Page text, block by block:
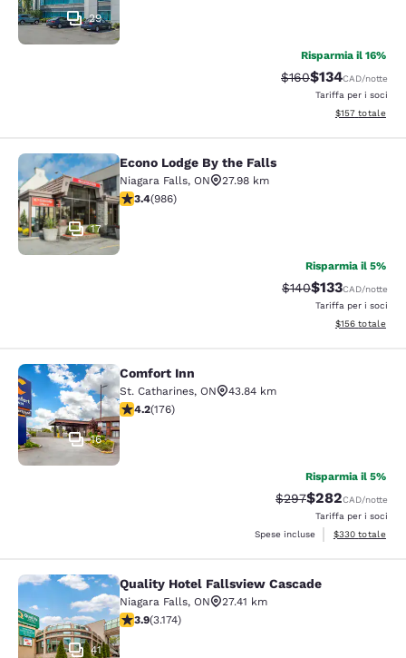
29
Risparmia il 16%
Tariffa di barratura:
$160Tariffa
$134CAD/notte
Tariffa per i soci
Visualizza i
$157 totale
Econo Lodge By the Falls
17
Econo Lodge By the Falls
Niagara Falls, ON
27.98 km
Valutazione di 3.37 stelle. Buono. 986 recensioni
3.4(986)
Risparmia il 5%
Tariffa di barratura:
$140Tariffa
$133CAD/notte
Tariffa per i soci
Visualizza i
$156 totale
Comfort Inn
16
Comfort Inn
St. Catharines, ON
43.84 km
Valutazione di 4.2 stelle. Ottimo. 176 recensioni
4.2(176)
Risparmia il 5%
Tariffa di barratura:
$297Tariffa
$282CAD/notte
Tariffa per i soci
Spese incluse
Visualizza i
$330 totale
Quality Hotel Fallsview Cascade
41
Quality Hotel Fallsview Cascade
Niagara Falls, ON
27.41 km
Valutazione di 3.9 stelle. Buono. 3174 recensioni
3.9(3.174)